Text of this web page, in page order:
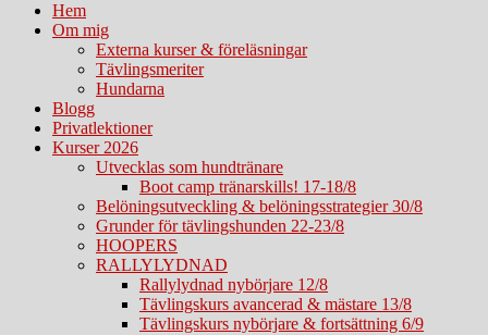
Hem
Om mig
Externa kurser & föreläsningar
Tävlingsmeriter
Hundarna
Blogg
Privatlektioner
Kurser 2026
Utvecklas som hundtränare
Boot camp tränarskills! 17-18/8
Belöningsutveckling & belöningsstrategier 30/8
Grunder för tävlingshunden 22-23/8
HOOPERS
RALLYLYDNAD
Rallylydnad nybörjare 12/8
Tävlingskurs avancerad & mästare 13/8
Tävlingskurs nybörjare & fortsättning 6/9